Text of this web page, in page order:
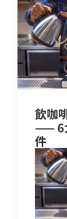
飲咖
—— 6
件